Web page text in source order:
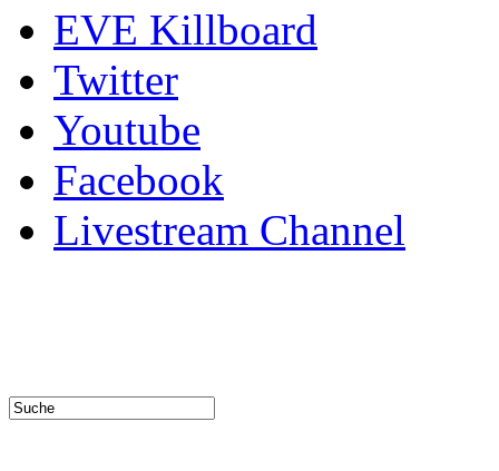
EVE Killboard
Twitter
Youtube
Facebook
Livestream Channel